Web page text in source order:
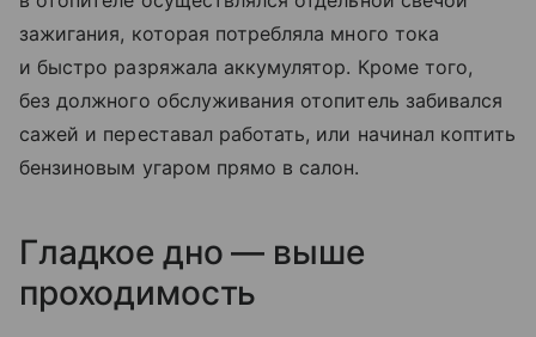
зажигания, которая потребляла много тока
и быстро разряжала аккумулятор. Кроме того,
без должного обслуживания отопитель забивался
сажей и переставал работать, или начинал коптить
бензиновым угаром прямо в салон.
Гладкое дно — выше
проходимость